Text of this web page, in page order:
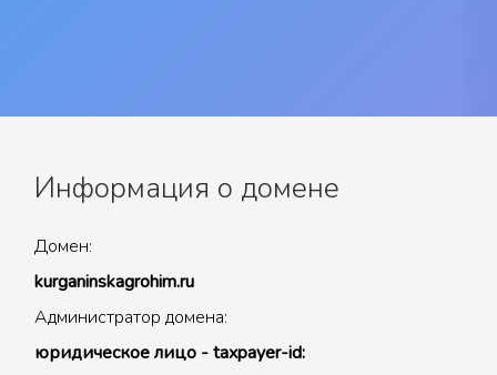
Информация о домене
Домен:
kurganinskagrohim.ru
Администратор домена:
юридическое лицо - taxpayer-id: